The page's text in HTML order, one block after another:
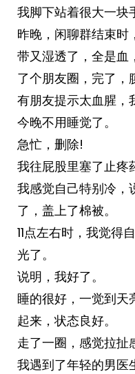
我脚下站着很大一块
昨晚，闲聊群结束时
带又湿透了，全是血
了个朋友圈，完了，
有朋友提示太血腥，
今晚不用睡觉了。
急忙，删除!
我往屁股里塞了止疼
我感觉自己特别冷，
了，盖上了棉被。
11点左右时，我觉得
光了。
说明，我好了。
睡的很好，一觉到天
起来，状态良好。
走了一圈，感觉拉扯
我遇到了年轻的男医